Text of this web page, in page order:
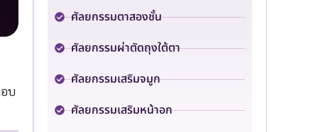
บ
ศัลยกรรมตาสองชั้น
ศัลยกรรมผ่าตัดถุงใต้ตา
ศัลยกรรมเสริมจมูก
ศัลยกรรมเสริมหน้าอก